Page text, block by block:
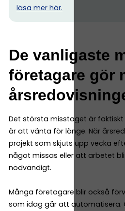
läsa mer här.
De vanligaste
företagare gör
Det största misstaget är
är att vänta för länge. När
projekt som skjuts upp vecka
något missas eller att arbetet
nödvändigt.
Många företagare blir också
som idag går att automatisera.